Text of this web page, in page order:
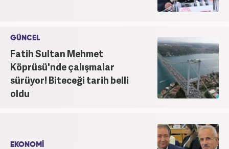
GÜNCEL
Fatih Sultan Mehmet
Köprüsü'nde çalışmalar
sürüyor! Biteceği tarih belli
oldu
EKONOMİ